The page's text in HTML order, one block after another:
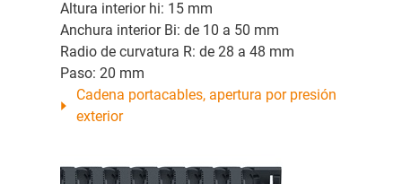
Altura interior hi: 15 mm
Anchura interior Bi: de 10 a 50 mm
Radio de curvatura R: de 28 a 48 mm
Paso: 20 mm
Cadena portacables, apertura por presión
exterior